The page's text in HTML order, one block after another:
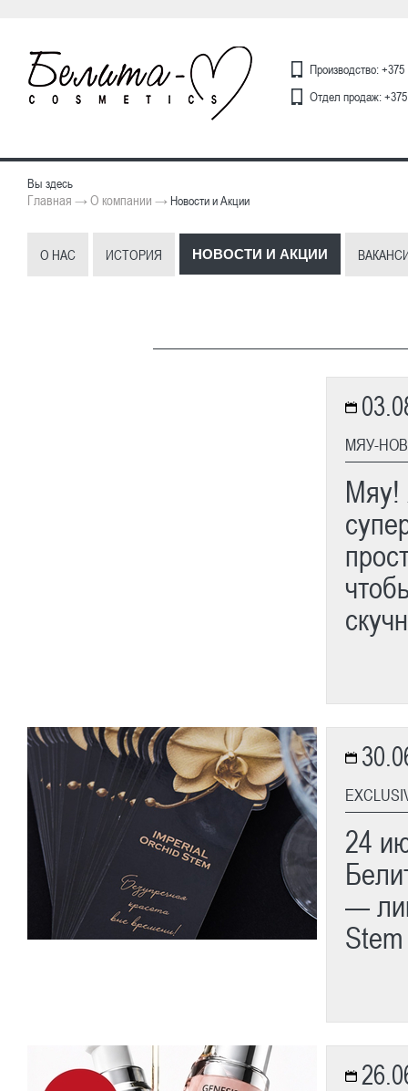
Производство:
Отдел продаж:
Вы здесь
Главная →О компании →Новости и Акции
О НАС ИСТОРИЯ НОВОСТИ И АКЦИИ
МЯУ-
Мяу!
24
—